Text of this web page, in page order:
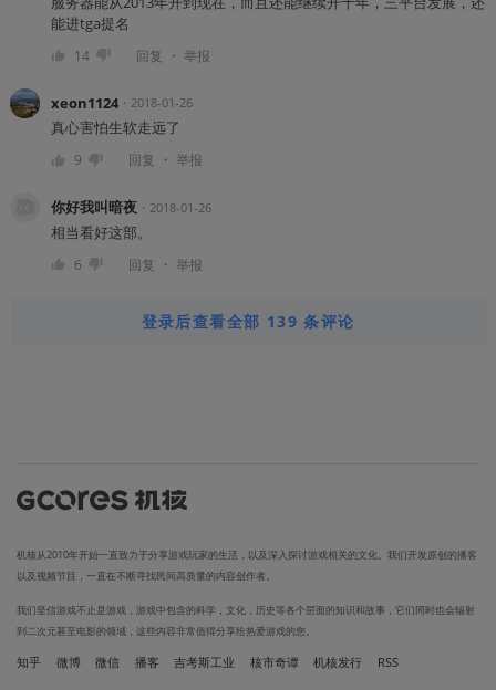
能进tga提名
14 回复 ・ 举报
xeon1124・ 2018-01-26
真心害怕生软走远了
9 回复 ・ 举报
你好我叫暗夜・ 2018-01-26
相当看好这部。
6 回复 ・ 举报
登录后查看全部 139 条评论
机核从2010年开始一直致力于分享游戏玩家的生活，以及深入探讨游戏相关的文化。我们开发原创的播客
以及视频节目，一直在不断寻找民间高质量的内容创作者。
我们坚信游戏不止是游戏，游戏中包含的科学，文化，历史等各个层面的知识和故事，它们同时也会辐射
到二次元甚至电影的领域，这些内容非常值得分享给热爱游戏的您。
知乎 微博 微信 播客 吉考斯工业 核市奇谭 机核发行 RSS